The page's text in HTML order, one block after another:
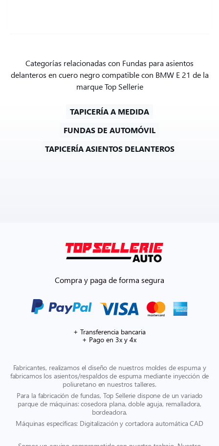
Categorías relacionadas con Fundas para asientos
delanteros en cuero negro compatible con BMW E 21 de la
marque Top Sellerie
TAPICERÍA A MEDIDA
FUNDAS DE AUTOMÓVIL
TAPICERÍA ASIENTOS DELANTEROS
Compra y paga de forma segura
+ Transferencia bancaria
+ Pago en 3x y 4x
Fabricantes, realizamos el diseño de nuestros moldes de espuma y
fabricamos los asientos/respaldos de espuma mediante inyección de
poliuretano en nuestros talleres.
Para la fabricación de fundas, Top Sellerie dispone de un variado
parque de máquinas: cosedora plana, doble aguja, remalladora,
bordeadora.
Máquinas específicas: Digitalización y cortadora automática CAD